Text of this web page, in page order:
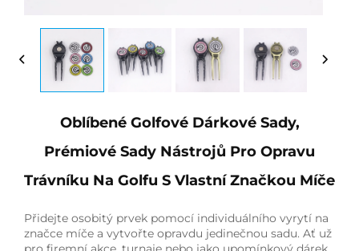
Oblíbené Golfové Dárkové Sady,
Prémiové Sady Nástrojů Pro Opravu
Trávníku Na Golfu S Vlastní Značkou Míče
Přidejte osobitý prvek pomocí individuálního vyrytí na
značce míče a vytvořte opravdu jedinečnou sadu. Ať už